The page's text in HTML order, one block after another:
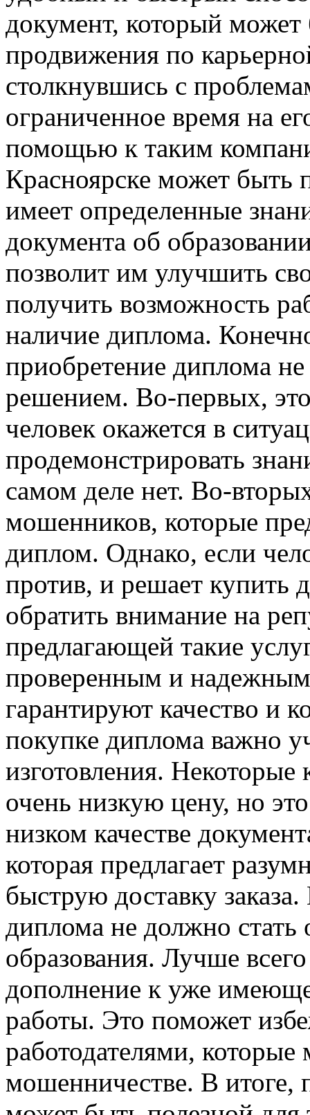
документ, который может
продвижения по
столкнувшись с
ограниченное время на
помощью к таким
Красноярске может быть
имеет определенные
документа об
позволит им улучшить
получить возможность
наличие диплома.
приобретение диплома
решением. Во-первых,
человек окажется в
продемонстрировать
самом деле нет. Во-
мошенников, которые
диплом. Однако, если
против, и решает купить
обратить внимание на
предлагающей такие
проверенным и
гарантируют качество и
покупке диплома важно
изготовления.
очень низкую цену, но
низком качестве
которая предлагает
быструю доставку
диплома не должно
образования. Лучше
дополнение к уже
работы. Это поможет
работодателями, которые
мошенничестве. В итоге,